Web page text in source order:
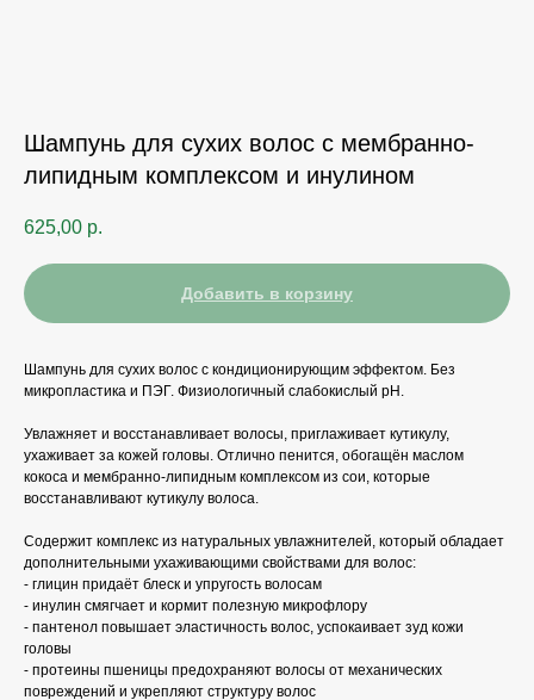
Шампунь для сухих волос с мембранно-
липидным комплексом и инулином
625,00 р.
Добавить в корзину
Шампунь для сухих волос с кондиционирующим эффектом. Без
микропластика и ПЭГ. Физиологичный слабокислый рН.
Увлажняет и восстанавливает волосы, приглаживает кутикулу,
ухаживает за кожей головы. Отлично пенится, обогащён маслом
кокоса и мембранно-липидным комплексом из сои, которые
восстанавливают кутикулу волоса.
Содержит комплекс из натуральных увлажнителей, который обладает
дополнительными ухаживающими свойствами для волос:
⁃ глицин придаёт блеск и упругость волосам
⁃ инулин смягчает и кормит полезную микрофлору
⁃ пантенол повышает эластичность волос, успокаивает зуд кожи
головы
⁃ протеины пшеницы предохраняют волосы от механических
повреждений и укрепляют структуру волос